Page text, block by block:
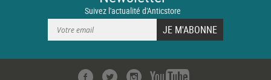
Suivez l'actualité d'Anticstore